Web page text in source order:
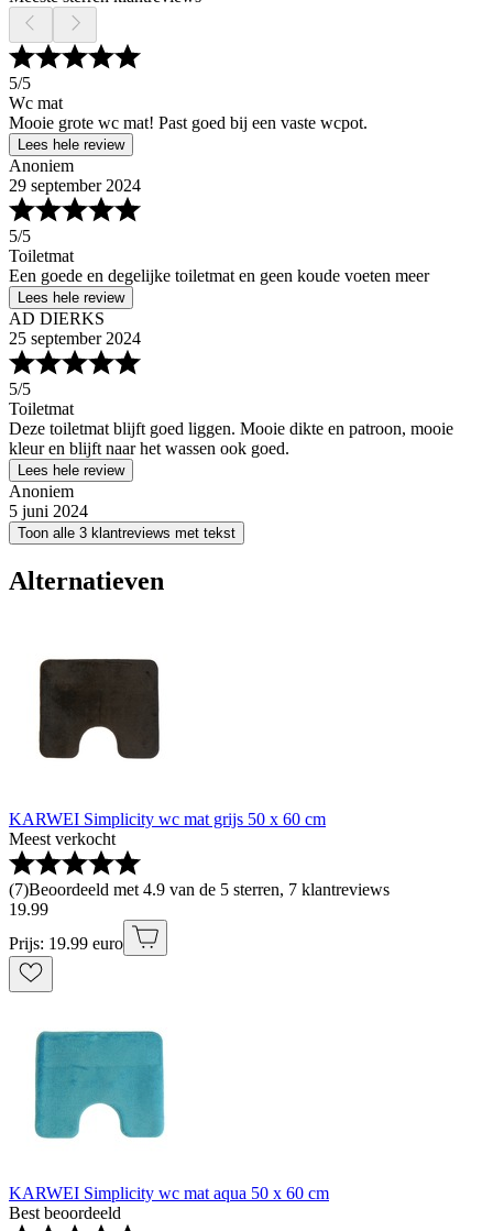
5/5
Wc mat
Mooie grote wc mat! Past goed bij een vaste wcpot.
Lees hele review
Anoniem
29 september 2024
5/5
Toiletmat
Een goede en degelijke toiletmat en geen koude voeten meer
Lees hele review
AD DIERKS
25 september 2024
5/5
Toiletmat
Deze toiletmat blijft goed liggen. Mooie dikte en patroon, mooie
kleur en blijft naar het wassen ook goed.
Lees hele review
Anoniem
5 juni 2024
Toon alle 3 klantreviews met tekst
Alternatieven
KARWEI Simplicity wc mat grijs 50 x 60 cm
Meest verkocht
(7)Beoordeeld met 4.9 van de 5 sterren, 7 klantreviews
19.99
Prijs: 19.99 euro
KARWEI Simplicity wc mat aqua 50 x 60 cm
Best beoordeeld